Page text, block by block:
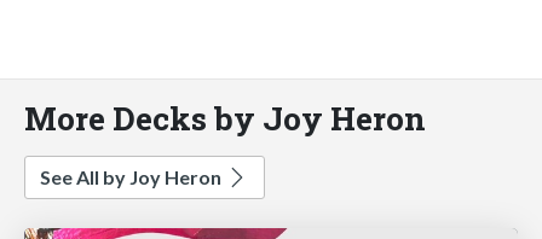
More Decks by Joy Heron
See All by Joy Heron